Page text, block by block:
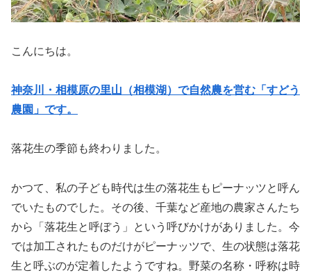
こんにちは。
神奈川・相模原の里山（相模湖）で自然農を営む「すどう
農園」です。
落花生の季節も終わりました。
かつて、私の子ども時代は生の落花生もピーナッツと呼ん
でいたものでした。その後、千葉など産地の農家さんたち
から「落花生と呼ぼう」という呼びかけがありました。今
では加工されたものだけがピーナッツで、生の状態は落花
生と呼ぶのが定着したようですね。野菜の名称・呼称は時